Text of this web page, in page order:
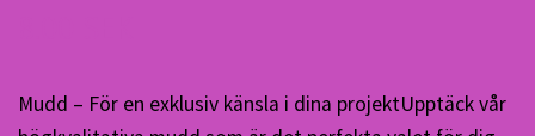
Mudd – För en exklusiv känsla i dina projektUpptäck vår